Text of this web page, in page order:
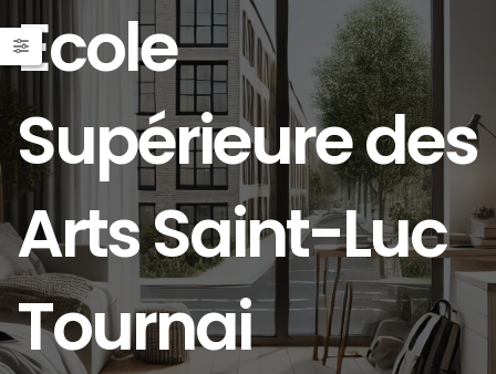
Ecole
Supérieure des
Arts Saint-Luc
Tournai